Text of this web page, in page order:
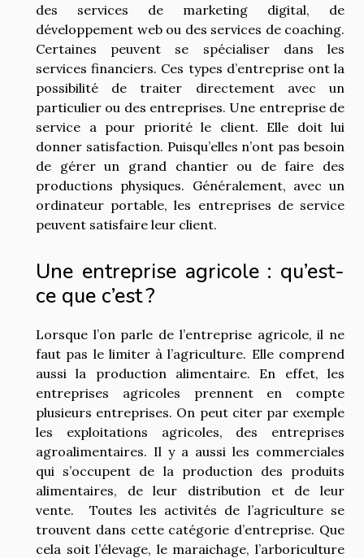
des services de marketing digital, de
développement web ou des services de coaching.
Certaines peuvent se spécialiser dans les
services financiers. Ces types d’entreprise ont la
possibilité de traiter directement avec un
particulier ou des entreprises. Une entreprise de
service a pour priorité le client. Elle doit lui
donner satisfaction. Puisqu’elles n’ont pas besoin
de gérer un grand chantier ou de faire des
productions physiques. Généralement, avec un
ordinateur portable, les entreprises de service
peuvent satisfaire leur client.
Une entreprise agricole : qu’est-
ce que c’est ?
Lorsque l’on parle de l’entreprise agricole, il ne
faut pas le limiter à l’agriculture. Elle comprend
aussi la production alimentaire. En effet, les
entreprises agricoles prennent en compte
plusieurs entreprises. On peut citer par exemple
les exploitations agricoles, des entreprises
agroalimentaires. Il y a aussi les commerciales
qui s’occupent de la production des produits
alimentaires, de leur distribution et de leur
vente. Toutes les activités de l’agriculture se
trouvent dans cette catégorie d’entreprise. Que
cela soit l’élevage, le maraichage, l’arboriculture